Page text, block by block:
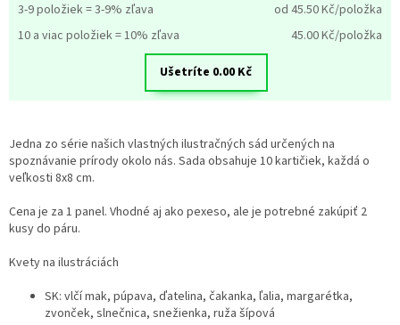
3-9 položiek = 3-9% zľava
od 45.50Kč/položka
10 a viac položiek = 10% zľava
45.00Kč/položka
Ušetríte 0.00 Kč
Jedna zo série našich vlastných ilustračných sád určených na
spoznávanie prírody okolo nás. Sada obsahuje 10 kartičiek, každá o
veľkosti 8x8 cm.
Cena je za 1 panel. Vhodné aj ako pexeso, ale je potrebné zakúpiť 2
kusy do páru.
Kvety na ilustráciách
SK: vlčí mak, púpava, ďatelina, čakanka, ľalia, margarétka,
zvonček, slnečnica, snežienka, ruža šípová